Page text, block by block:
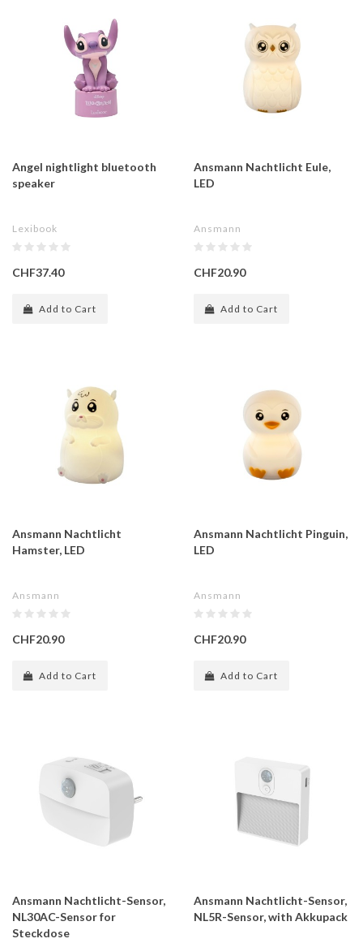
Angel nightlight bluetooth
speaker
Lexibook
CHF37.40
Add to Cart
Ansmann Nachtlicht Eule,
LED
Ansmann
CHF20.90
Add to Cart
Ansmann Nachtlicht
Hamster, LED
Ansmann
CHF20.90
Add to Cart
Ansmann Nachtlicht Pinguin,
LED
Ansmann
CHF20.90
Add to Cart
Ansmann Nachtlicht-Sensor,
NL30AC-Sensor for
Steckdose
Ansmann Nachtlicht-Sensor,
NL5R-Sensor, with Akkupack